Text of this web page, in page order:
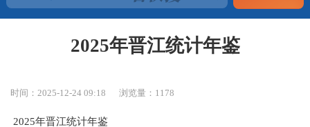
2025年晋江统计年鉴
时间：2025-12-24 09:18 浏览量： 1178
2025年晋江统计年鉴